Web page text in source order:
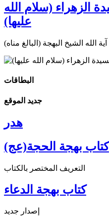
الزهراء (سلام الله
عليها)
الشيخ البهجة (البالغ مناه)
البطاقات
جديد الموقع
هدر
كتاب بهجة الحجة(عج)
التعريف المختصر بالكتاب
كتاب بهجة الدعاء
إصدار جديد